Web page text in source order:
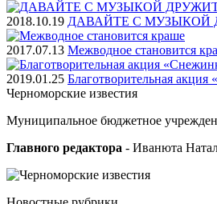
2018.10.19 ДАВАЙТЕ С МУЗЫКОЙ
2017.07.13 Межводное становится
2019.01.25 Благотворительная акция
Черноморские известия
Муниципальное бюджетное
Главного редактора - Иванюта